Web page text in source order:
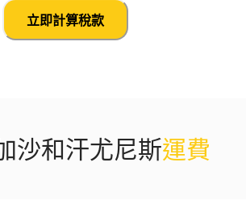
立即計算稅款
沙和汗尤尼斯運費